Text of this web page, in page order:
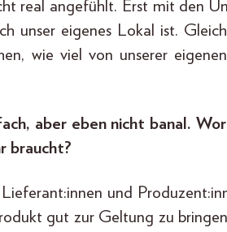
real angefühlt. Erst mit den
unser eigenes Lokal ist.
wie viel von unserer
aber eben nicht banal.
braucht?
und
gut zur Geltung zu